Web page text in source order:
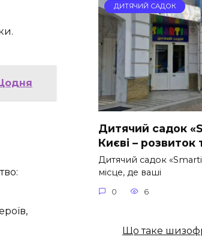
ДИТЯЧИЙ САДОК
Дитячий садок
Києві – розвиток
Дитячий садок
місце, де ваші
0 6
Що таке